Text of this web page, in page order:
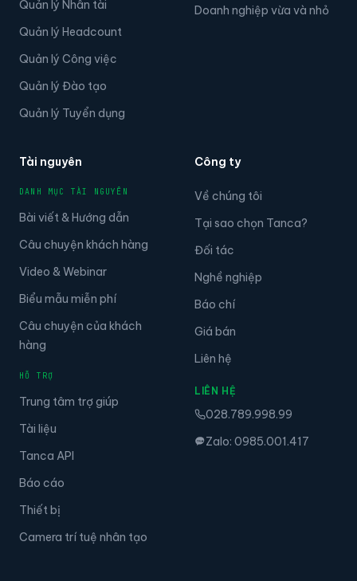
Quản lý Nhân tài
Quản lý Headcount
Quản lý Công việc
Quản lý Đào tạo
Quản lý Tuyển dụng
Doanh nghiệp vừa và nhỏ
Tài nguyên
DANH MỤC TÀI NGUYÊN
Bài viết & Hướng dẫn
Câu chuyện khách hàng
Video & Webinar
Biểu mẫu miễn phí
Câu chuyện của khách
hàng
HỖ TRỢ
Trung tâm trợ giúp
Tài liệu
Tanca API
Báo cáo
Thiết bị
Camera trí tuệ nhân tạo
Công ty
Về chúng tôi
Tại sao chọn Tanca?
Đối tác
Nghề nghiệp
Báo chí
Giá bán
Liên hệ
LIÊN HỆ
028.789.998.99
Zalo: 0985.001.417